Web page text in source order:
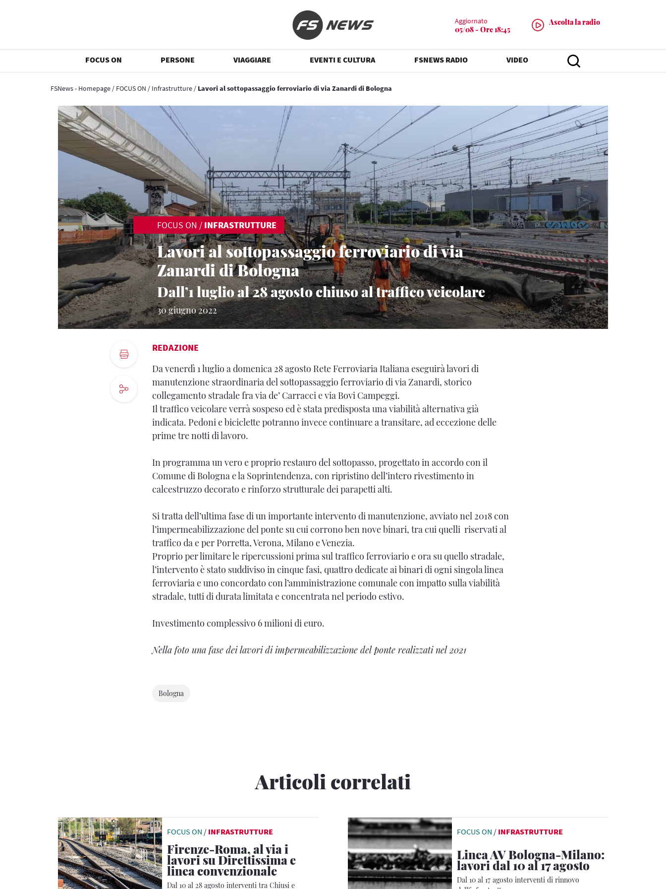
Aggiornato
05/08 - Ore 18:45
Ascolta la radio
FOCUS ON PERSONE VIAGGIARE EVENTI E CULTURA FSNEWS RADIO VIDEO
FSNews - Homepage / FOCUS ON / Infrastrutture / Lavori al sottopassaggio ferroviario di via Zanardi di Bologna
FOCUS ON / INFRASTRUTTURE
Lavori al sottopassaggio ferroviario di via
Zanardi di Bologna
Dall’1 luglio al 28 agosto chiuso al traffico veicolare
30 giugno 2022
REDAZIONE
Da venerdì 1 luglio a domenica 28 agosto Rete Ferroviaria Italiana eseguirà lavori di
manutenzione straordinaria del sottopassaggio ferroviario di via Zanardi, storico
collegamento stradale fra via de’ Carracci e via Bovi Campeggi.
Il traffico veicolare verrà sospeso ed è stata predisposta una viabilità alternativa già
indicata. Pedoni e biciclette potranno invece continuare a transitare, ad eccezione delle
prime tre notti di lavoro.
In programma un vero e proprio restauro del sottopasso, progettato in accordo con il
Comune di Bologna e la Soprintendenza, con ripristino dell’intero rivestimento in
calcestruzzo decorato e rinforzo strutturale dei parapetti alti.
Si tratta dell’ultima fase di un importante intervento di manutenzione, avviato nel 2018 con
l’impermeabilizzazione del ponte su cui corrono ben nove binari, tra cui quelli riservati al
traffico da e per Porretta, Verona, Milano e Venezia.
Proprio per limitare le ripercussioni prima sul traffico ferroviario e ora su quello stradale,
l’intervento è stato suddiviso in cinque fasi, quattro dedicate ai binari di ogni singola linea
ferroviaria e uno concordato con l’amministrazione comunale con impatto sulla viabilità
stradale, tutti di durata limitata e concentrata nel periodo estivo.
Investimento complessivo 6 milioni di euro.
Nella foto una fase dei lavori di impermeabilizzazione del ponte realizzati nel 2021
Bologna
Articoli correlati
FOCUS ON / INFRASTRUTTURE
Firenze-Roma, al via i
lavori su Direttissima e
linea convenzionale
Dal 10 al 28 agosto interventi tra Chiusi e
FOCUS ON / INFRASTRUTTURE
Linea AV Bologna-Milano:
lavori dal 10 al 17 agosto
Dal 10 al 17 agosto interventi di rinnovo